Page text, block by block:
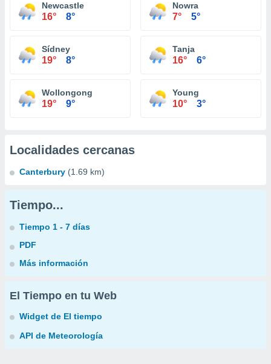
Newcastle
16° 8°
Nowra
7° 5°
Sídney
19° 8°
Tanja
16° 6°
Wollongong
19° 9°
Young
10° 3°
Localidades cercanas
Canterbury (1.69 km)
Tiempo...
Tiempo 1 - 7 días
PDF
Más información
El Tiempo en tu Web
Widget de El tiempo
API de Meteorología